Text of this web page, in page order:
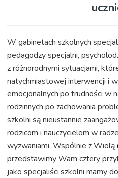
W gabinetach szkolnych
pedagodzy specjalni,
z różnorodnymi sytuacjami,
natychmiastowej interwencji i
emocjonalnych po trudności w
rodzinnych po zachowania
szkolni są nieustannie
rodzicom i nauczycielom w
wyzwaniami. Wspólnie z Wiolą
przedstawimy Wam cztery
jako specjaliści szkolni mamy